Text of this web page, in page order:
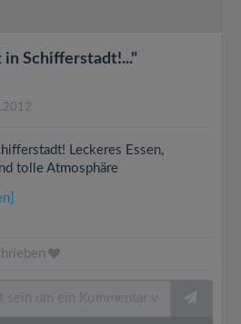
in Schifferstadt!..."
Leckeres Essen,
tolle Atmosphäre